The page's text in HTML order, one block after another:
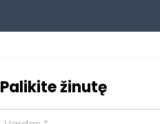
Palikite žinutę